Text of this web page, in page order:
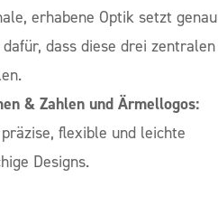
erhabene Optik setzt genau
dass diese drei zentralen
& Zahlen und Ärmellogos:
flexible und leichte
Designs.